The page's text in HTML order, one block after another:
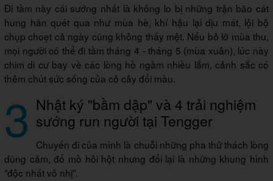
Đi tầm này cái sướng nhất là không lo bị những trận bão cát
hung hãn quét qua như mùa hè, khí hậu lại dịu mát, lội bộ
chụp choẹt cả ngày cũng không thấy mệt. Nếu bỏ lỡ mùa thu,
mọi người có thể đi tầmtháng 4 - tháng 5 (mùa xuân), lúc này
chim di cư bay về các lòng hồ ngầm nhiều lắm, cảnh sắc có
thêm chút sức sống của cỏ cây đổi màu.
3 Nhật ký "bầm dập" và 4 trải nghiệm
sướng run người tại Tengger
Chuyến đi của mình là chuỗi những pha thử thách lòng
dũng cảm, đổ mồ hôi hột nhưng đổi lại là những khung hình
"độc nhất vô nhị".